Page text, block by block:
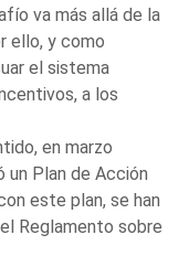
va más allá de la
ello, y como
el sistema
a los
en marzo
un Plan de Acción
este plan, se han
Reglamento sobre